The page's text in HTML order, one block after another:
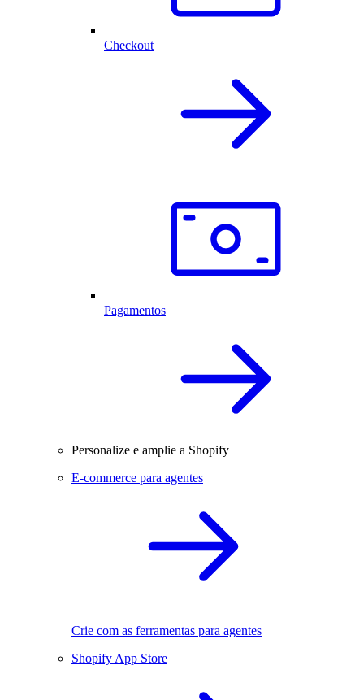
Checkout
Pagamentos
Personalize e amplie a Shopify
E-commerce para agentes
Crie com as ferramentas para agentes
Shopify App Store